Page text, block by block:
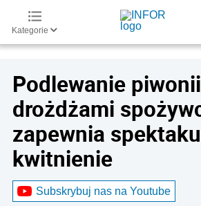
Kategorie
Podlewanie piwonii
drożdżami
zapewnia
kwitnienie
Subskrybuj nas na Youtube